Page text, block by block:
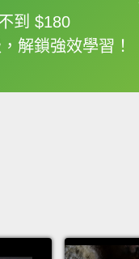
到 $180
解鎖強效學習！
框選或點兩下字幕可